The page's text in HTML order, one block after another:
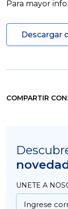
Para mayor
Descargar
COMPARTIR CON:
UNETE A